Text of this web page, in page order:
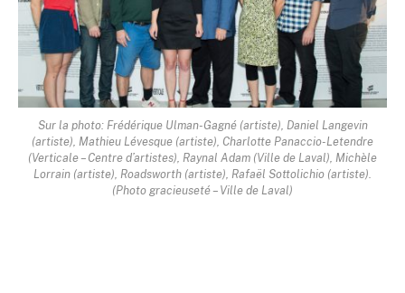
Sur la photo: Frédérique Ulman-Gagné (artiste), Daniel Langevin
(artiste), Mathieu Lévesque (artiste), Charlotte Panaccio-Letendre
(Verticale – Centre d’artistes), Raynal Adam (Ville de Laval), Michèle
Lorrain (artiste), Roadsworth (artiste), Rafaël Sottolichio (artiste).
(Photo gracieuseté – Ville de Laval)